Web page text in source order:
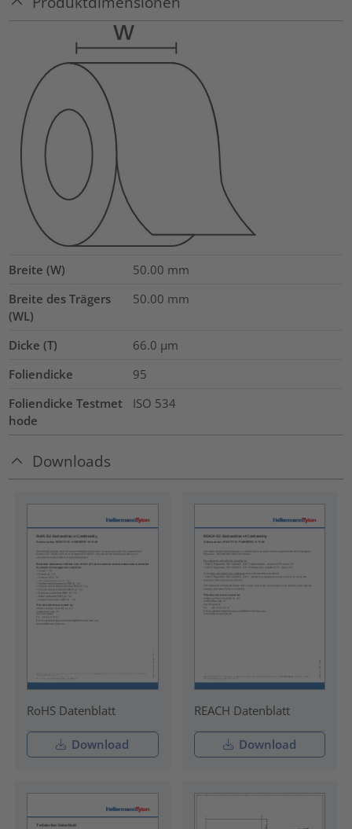
Breite (W) 50.00 mm
Breite des Trägers
(WL)
50.00 mm
Dicke (T) 66.0 µm
Foliendicke
95
Foliendicke Testmet
hode
ISO 534
Downloads
RoHS Datenblatt
Download
REACH Datenblatt
Download